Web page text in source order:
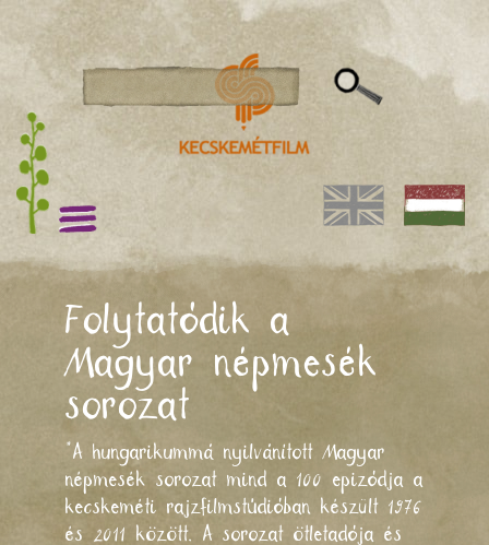
Folytatódik a
Magyar népmesék
sorozat
"A hungarikummá nyilvánított Magyar
népmesék sorozat mind a 100 epizódja a
kecskeméti rajzfilmstúdióban készült 1976
és 2011 között. A sorozat ötletadója és